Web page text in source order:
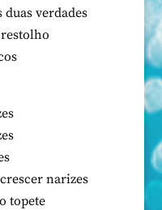
duas verdades
narizes
topete